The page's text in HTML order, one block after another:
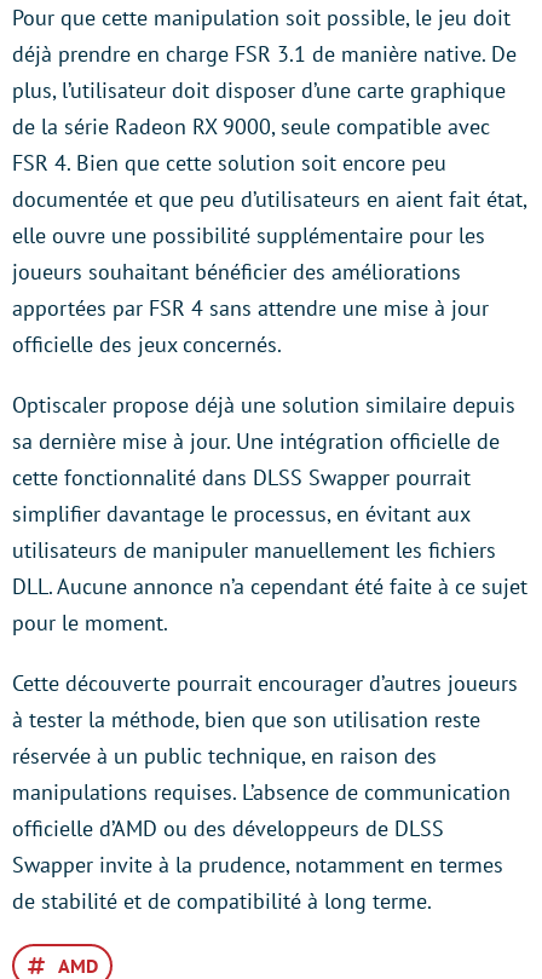
Pour que cette manipulation soit possible, le jeu doit
déjà prendre en charge FSR 3.1 de manière native. De
plus, l’utilisateur doit disposer d’une carte graphique
de la série Radeon RX 9000, seule compatible avec
FSR 4. Bien que cette solution soit encore peu
documentée et que peu d’utilisateurs en aient fait état,
elle ouvre une possibilité supplémentaire pour les
joueurs souhaitant bénéficier des améliorations
apportées par FSR 4 sans attendre une mise à jour
officielle des jeux concernés.
Optiscaler propose déjà une solution similaire depuis
sa dernière mise à jour. Une intégration officielle de
cette fonctionnalité dans DLSS Swapper pourrait
simplifier davantage le processus, en évitant aux
utilisateurs de manipuler manuellement les fichiers
DLL. Aucune annonce n’a cependant été faite à ce sujet
pour le moment.
Cette découverte pourrait encourager d’autres joueurs
à tester la méthode, bien que son utilisation reste
réservée à un public technique, en raison des
manipulations requises. L’absence de communication
officielle d’AMD ou des développeurs de DLSS
Swapper invite à la prudence, notamment en termes
de stabilité et de compatibilité à long terme.
AMD